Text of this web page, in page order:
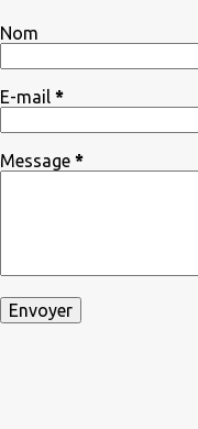
Nom
E-mail *
Message *